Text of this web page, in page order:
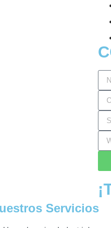
Servicios